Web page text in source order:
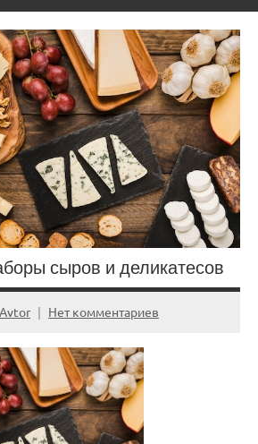
сыров и деликатесов
Avtor Нет комментариев